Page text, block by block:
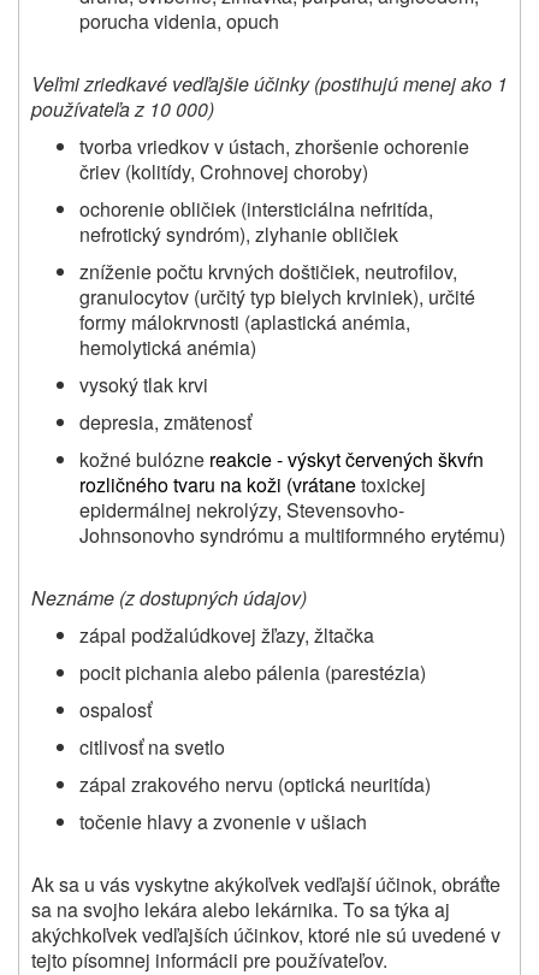
porucha videnia, opuch
Veľmi zriedkavé vedľajšie účinky (postihujú menej ako 1
používateľa z 10 000)
tvorba vriedkov v ústach, zhoršenie ochorenie
čriev (kolitídy, Crohnovej choroby)
ochorenie obličiek (intersticiálna nefritída,
nefrotický syndróm), zlyhanie obličiek
zníženie počtu krvných doštičiek, neutrofilov,
granulocytov (určitý typ bielych krviniek), určité
formy málokrvnosti (aplastická anémia,
hemolytická anémia)
vysoký tlak krvi
depresia, zmätenosť
kožné bulózne reakcie - výskyt červených škvŕn
rozličného tvaru na koži (vrátanetoxickej
epidermálnej nekrolýzy, Stevensovho-
Johnsonovho syndrómu a multiformného erytému)
Neznáme (z dostupných údajov)
zápal podžalúdkovej žľazy, žltačka
pocit pichania alebo pálenia (parestézia)
ospalosť
citlivosť na svetlo
zápal zrakového nervu (optická neuritída)
točenie hlavy a zvonenie v ušiach
Ak sa u vás vyskytne akýkoľvek vedľajší účinok, obráťte
sa na svojho lekára alebo lekárnika. To sa týka aj
akýchkoľvek vedľajších účinkov, ktoré nie sú uvedené v
tejto písomnej informácii pre používateľov.